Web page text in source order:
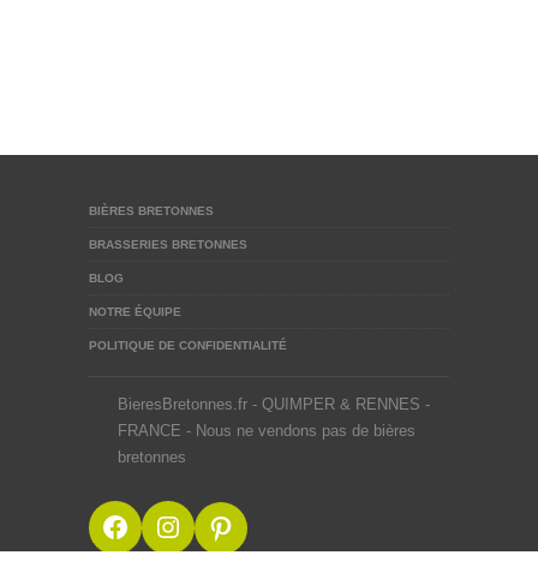
BIÈRES BRETONNES
BRASSERIES BRETONNES
BLOG
NOTRE ÉQUIPE
POLITIQUE DE CONFIDENTIALITÉ
BieresBretonnes.fr - QUIMPER & RENNES -
FRANCE - Nous ne vendons pas de bières
bretonnes
Facebook
Instagram
Pinterest